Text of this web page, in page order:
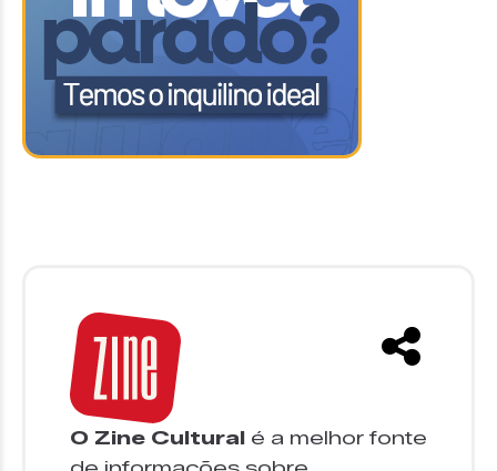
O Zine Cultural é a melhor fonte